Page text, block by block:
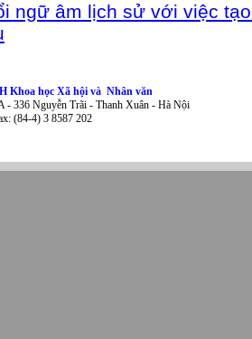
ngữ âm lịch sử với việc
Khoa học Xã hội và Nhân văn
- 336 Nguyễn Trãi - Thanh Xuân - Hà Nội
(84-4) 3 8587 202